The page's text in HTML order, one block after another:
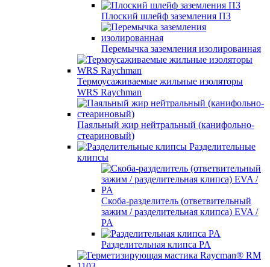
Плоский шлейф заземления ПЗ
Перемычка заземления изолированная
Термоусаживаемые жильные изоляторы
WRS Raychman
Паяльный жир нейтральный (канифольно-
стеариновый)
Разделительные
клипсы
Скоба-разделитель (ответвительный
зажим / разделительная клипса) EVA /
PA
Разделительная клипса PA